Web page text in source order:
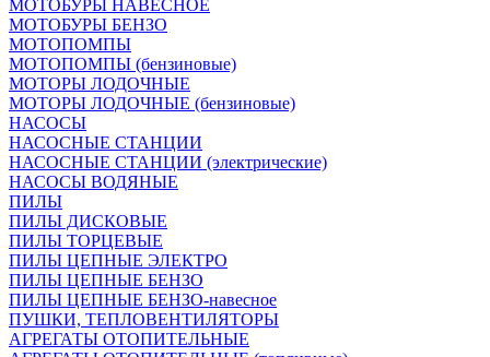
МОТОБУРЫ НАВЕСНОЕ
МОТОБУРЫ БЕНЗО
МОТОПОМПЫ
МОТОПОМПЫ (бензиновые)
МОТОРЫ ЛОДОЧНЫЕ
МОТОРЫ ЛОДОЧНЫЕ (бензиновые)
НАСОСЫ
НАСОСНЫЕ СТАНЦИИ
НАСОСНЫЕ СТАНЦИИ (электрические)
НАСОСЫ ВОДЯНЫЕ
ПИЛЫ
ПИЛЫ ДИСКОВЫЕ
ПИЛЫ ТОРЦЕВЫЕ
ПИЛЫ ЦЕПНЫЕ ЭЛЕКТРО
ПИЛЫ ЦЕПНЫЕ БЕНЗО
ПИЛЫ ЦЕПНЫЕ БЕНЗО-навесное
ПУШКИ, ТЕПЛОВЕНТИЛЯТОРЫ
АГРЕГАТЫ ОТОПИТЕЛЬНЫЕ